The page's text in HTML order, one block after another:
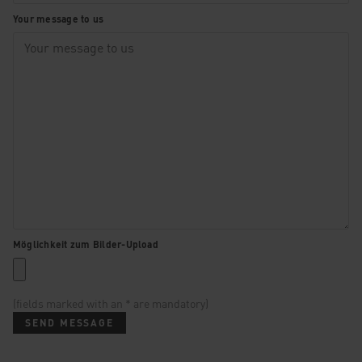
Your message to us
Möglichkeit zum Bilder-Upload
(fields marked with an * are mandatory)
SEND MESSAGE